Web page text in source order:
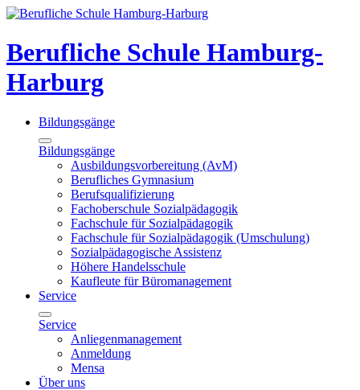
Berufliche Schule Hamburg-
Harburg
Bildungsgänge
Bildungsgänge
Ausbildungsvorbereitung (AvM)
Berufliches Gymnasium
Berufsqualifizierung
Fachoberschule Sozialpädagogik
Fachschule für Sozialpädagogik
Fachschule für Sozialpädagogik (Umschulung)
Sozialpädagogische Assistenz
Höhere Handelsschule
Kaufleute für Büromanagement
Service
Service
Anliegenmanagement
Anmeldung
Mensa
Über uns